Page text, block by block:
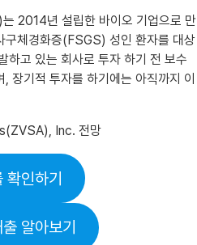
2014년 설립한 바이오 기업으로 만
구체경화증(FSGS) 성인 환자를 대상
하고 있는 회사로 투자 하기 전 보수
장기적 투자를 하기에는 아직까지 이
인하기
알아보기